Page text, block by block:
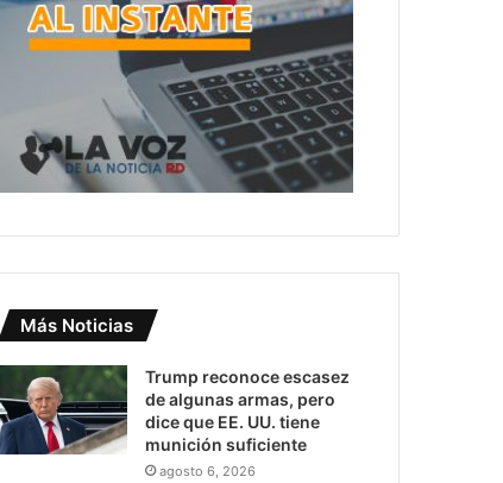
Más Noticias
Trump reconoce escasez
de algunas armas, pero
dice que EE. UU. tiene
munición suficiente
agosto 6, 2026